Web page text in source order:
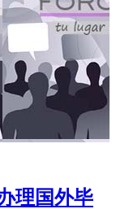
理国外毕